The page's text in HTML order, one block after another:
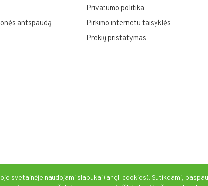
antspaudą
Privatumo politika
Pirkimo internetu taisyklės
Prekių pristatymas
2020
svetainėje naudojami slapukai (angl. cookies). Sutikdami,